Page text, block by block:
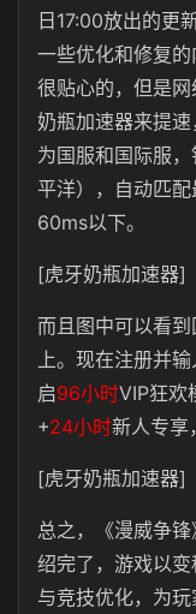
日17:00放出的更
一些优化和修复
很贴心的，但是
奶瓶加速器来提
为国服和国际服，
平洋），自动匹
60ms以下。
[虎牙奶瓶加速器]
而且图中可以看
上。 现在注册并
启96小时VIP狂欢
+24小时新人专享
[虎牙奶瓶加速器]
总之，《漫威争
绍完了，游戏以
与竞技优化，为